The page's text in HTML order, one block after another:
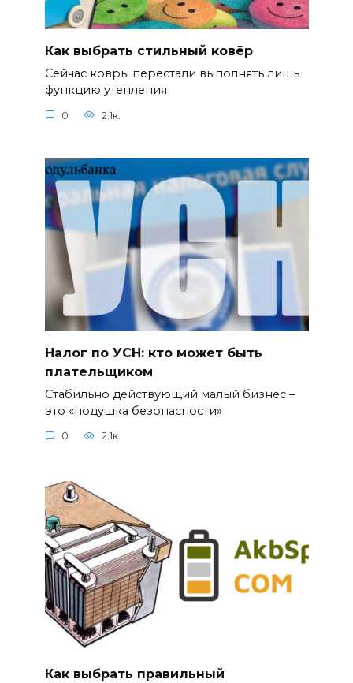
Как выбрать стильный ковёр
Сейчас ковры перестали выполнять лишь
функцию утепления
0 2.1к.
Налог по УСН: кто может быть
плательщиком
Стабильно действующий малый бизнес –
это «подушка безопасности»
0 2.1к.
Как выбрать правильный